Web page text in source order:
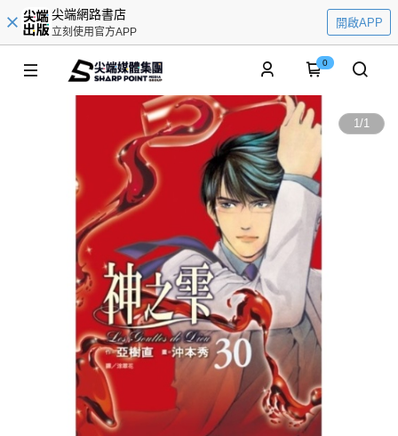
尖端網路書店
立刻使用官方APP
開啟APP
0
1/1